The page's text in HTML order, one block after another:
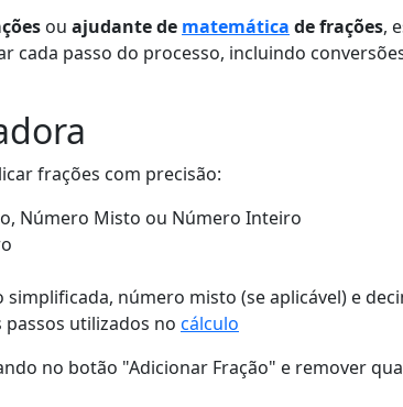
ou ajudante de matemática de frações,
cada passo do processo, incluindo
frações com precisão:
Número Misto ou Número Inteiro
número misto (se aplicável) e
utilizados no cálculo
no botão "Adicionar Fração" e remover